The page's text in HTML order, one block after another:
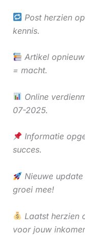
Post herzien
kennis.
Artikel
= macht.
Online
07-2025.
Informatie
succes.
Nieuwe
groei mee!
Laatst herzien
voor jouw